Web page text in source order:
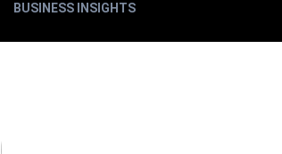
BUSINESS INSIGHTS